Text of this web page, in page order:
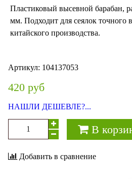
Пластиковый высевной барабан,
мм. Подходит для сеялок точного
китайского производства.
Артикул: 104137053
420 руб
НАШЛИ ДЕШЕВЛЕ?...
В
Добавить в сравнение